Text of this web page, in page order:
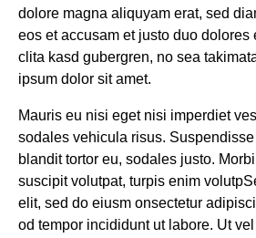
dolore magna aliquyam erat, sed
eos et accusam et justo duo dolores
clita kasd gubergren, no sea
ipsum dolor sit amet.
Mauris eu nisi eget nisi imperdiet
sodales vehicula risus.
blandit tortor eu, sodales justo.
suscipit volutpat, turpis enim
elit, sed do eiusm onsectetur
od tempor incididunt ut labore. Ut